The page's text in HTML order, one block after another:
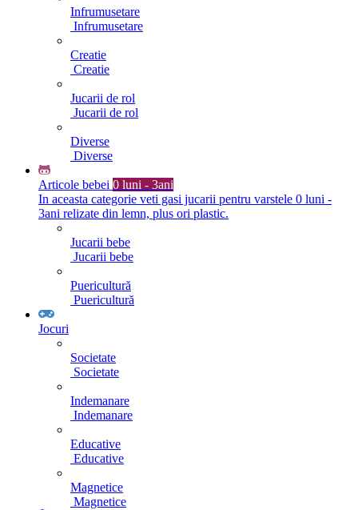
Infrumusetare
Infrumusetare
Creatie
Creatie
Jucarii de rol
Jucarii de rol
Diverse
Diverse
Articole bebei 0 luni - 3ani
In aceasta categorie veti gasi jucarii pentru varstele 0 luni -
3ani relizate din lemn, plus ori plastic.
Jucarii bebe
Jucarii bebe
Puericultură
Puericultură
Jocuri
Societate
Societate
Indemanare
Indemanare
Educative
Educative
Magnetice
Magnetice